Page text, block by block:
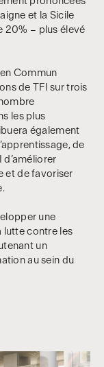
et la Sicile
20% – plus élevé
Commun
de TFI sur trois
les plus
également
de
d’améliorer
et de favoriser
une
lutte contre les
un
au sein du